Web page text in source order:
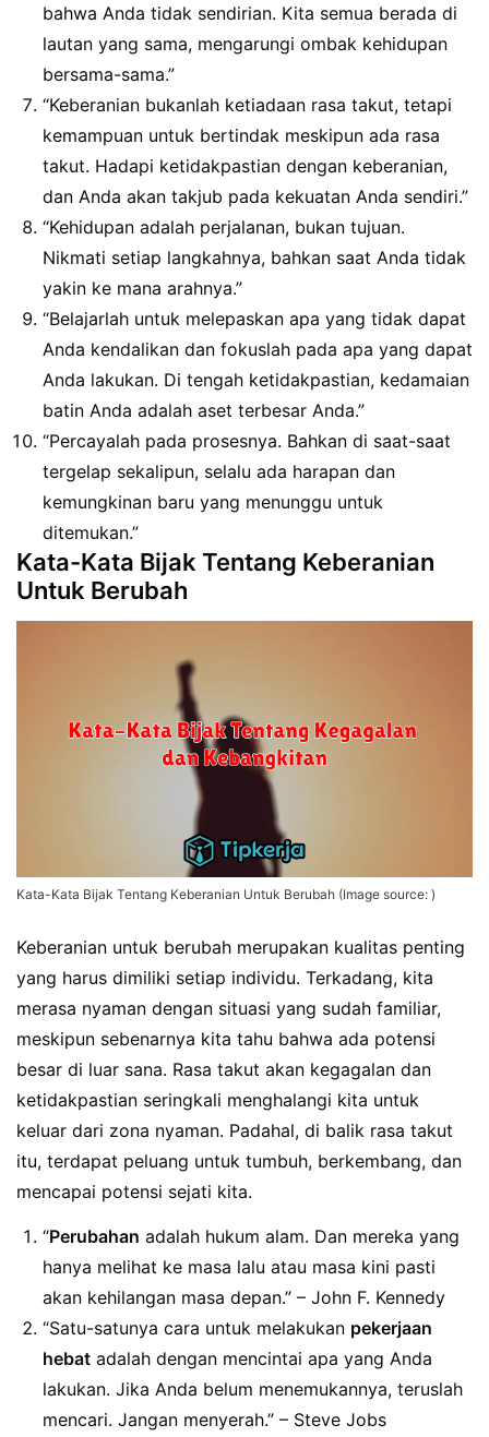
bahwa Anda tidak sendirian. Kita semua berada di
lautan yang sama, mengarungi ombak kehidupan
bersama-sama.”
“Keberanian bukanlah ketiadaan rasa takut, tetapi
kemampuan untuk bertindak meskipun ada rasa
takut. Hadapi ketidakpastian dengan keberanian,
dan Anda akan takjub pada kekuatan Anda sendiri.”
“Kehidupan adalah perjalanan, bukan tujuan.
Nikmati setiap langkahnya, bahkan saat Anda tidak
yakin ke mana arahnya.”
“Belajarlah untuk melepaskan apa yang tidak dapat
Anda kendalikan dan fokuslah pada apa yang dapat
Anda lakukan. Di tengah ketidakpastian, kedamaian
batin Anda adalah aset terbesar Anda.”
“Percayalah pada prosesnya. Bahkan di saat-saat
tergelap sekalipun, selalu ada harapan dan
kemungkinan baru yang menunggu untuk
ditemukan.”
Kata-Kata Bijak Tentang Keberanian
Untuk Berubah
Kata-Kata Bijak Tentang Keberanian Untuk Berubah (Image source: )
Keberanian untuk berubah merupakan kualitas penting
yang harus dimiliki setiap individu. Terkadang, kita
merasa nyaman dengan situasi yang sudah familiar,
meskipun sebenarnya kita tahu bahwa ada potensi
besar di luar sana. Rasa takut akan kegagalan dan
ketidakpastian seringkali menghalangi kita untuk
keluar dari zona nyaman. Padahal, di balik rasa takut
itu, terdapat peluang untuk tumbuh, berkembang, dan
mencapai potensi sejati kita.
“Perubahan adalah hukum alam. Dan mereka yang
hanya melihat ke masa lalu atau masa kini pasti
akan kehilangan masa depan.” – John F. Kennedy
“Satu-satunya cara untuk melakukan pekerjaan
hebat adalah dengan mencintai apa yang Anda
lakukan. Jika Anda belum menemukannya, teruslah
mencari. Jangan menyerah.” – Steve Jobs